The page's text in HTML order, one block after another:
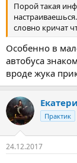
Порой такая
словно кричат
Особенно в
автобуса
вроде жука
Практик
24.12.2017